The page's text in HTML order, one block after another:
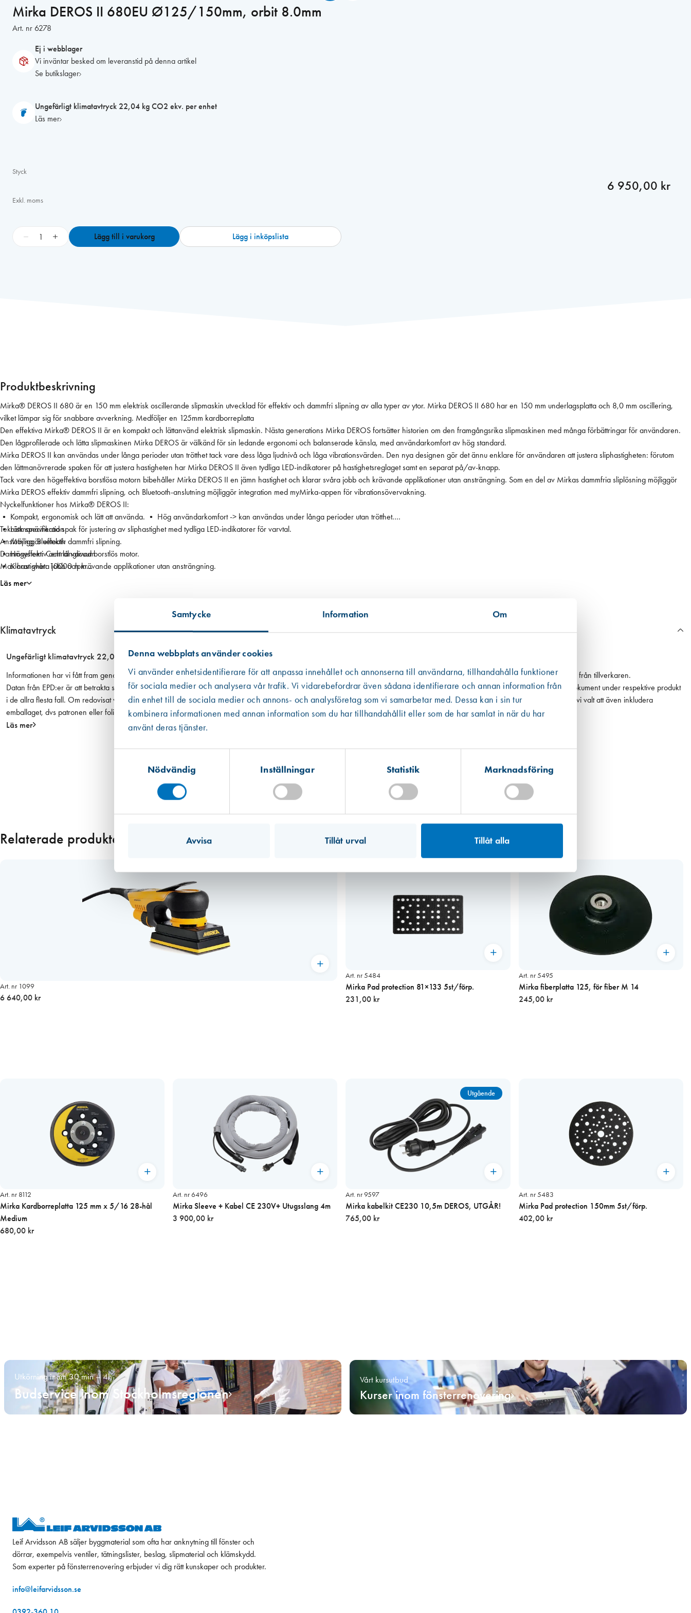
Samtycke Information Om
Denna webbplats använder cookies
Vi använder enhetsidentifierare för att anpassa innehållet och annonserna till användarna, tillhandahålla funktioner
för sociala medier och analysera vår trafik. Vi vidarebefordrar även sådana identifierare och annan information från
din enhet till de sociala medier och annons- och analysföretag som vi samarbetar med. Dessa kan i sin tur
kombinera informationen med annan information som du har tillhandahållit eller som de har samlat in när du har
använt deras tjänster.
Nödvändig
Inställningar Statistik Marknadsföring
Avvisa Tillåt urval Tillåt alla
Mirka DEROS II 680EU Ø125/150mm, orbit 8.0mm
Art. nr 6278
Ej i webblager
Vi inväntar besked om leveranstid på denna artikel
Se butikslager
Ungefärligt klimatavtryck 22,04 kg CO2 ekv. per enhet
Läs mer
Styck
6 950,00 kr
Exkl. moms
8
0
E
U
Ø
1
2
5
/
1
5
0
m
m
,
t
0
m
m
m
ä
n
+ Lägg till i varukorg Lägg i inköpslista
Klimatavtryck
Ungefärligt klimatavtryck 22,04 kg CO2 ekv. per enhet
Informationen har vi fått fram genom i första hand en EPD om det finns tillgängligt, i andra hand data från en miljödatabas och i tredje hand från Boverkets databas eller annan data från tillverkaren.
Datan från EPD:er är att betrakta som mer tillförlitlig än den övriga informationen som ibland är mer schablonmässig. Om värdet har kommit från en EPD finns den som ett bifogat dokument under respektive produkt
i de allra flesta fall. Om redovisat värde har haft ett intervall eller om råvarans ursprung inte kunnat säkerställas har vi av trovärdighetsskäl valt det högsta värdet. För fogmassor har vi valt att även inkludera
emballaget, dvs patronen eller foliepåsen.
Läs mer
Produktbeskrivning
Mirka® DEROS II 680 är en 150 mm elektrisk oscillerande slipmaskin utvecklad för effektiv och dammfri slipning av alla typer av ytor. Mirka DEROS II 680 har en 150 mm underlagsplatta och 8,0 mm oscillering,
vilket lämpar sig för snabbare avverkning. Medföljer en 125mm kardborreplatta
Den effektiva Mirka® DEROS II är en kompakt och lättanvänd elektrisk slipmaskin. Nästa generations Mirka DEROS fortsätter historien om den framgångsrika slipmaskinen med många förbättringar för användaren.
Den lågprofilerade och lätta slipmaskinen Mirka DEROS är välkänd för sin ledande ergonomi och balanserade känsla, med användarkomfort av hög standard.
Mirka DEROS II kan användas under långa perioder utan trötthet tack vare dess låga ljudnivå och låga vibrationsvärden. Den nya designen gör det ännu enklare för användaren att justera sliphastigheten: förutom
den lättmanövrerade spaken för att justera hastigheten har Mirka DEROS II även tydliga LED-indikatorer på hastighetsreglaget samt en separat på/av-knapp.
Tack vare den högeffektiva borstlösa motorn bibehåller Mirka DEROS II en jämn hastighet och klarar svåra jobb och krävande applikationer utan ansträngning. Som en del av Mirkas dammfria sliplösning möjliggör
Mirka DEROS effektiv dammfri slipning, och Bluetooth-anslutning möjliggör integration med myMirka-appen för vibrationsövervakning.
Nyckelfunktioner hos Mirka® DEROS II:
• Kompakt, ergonomisk och lätt att använda. • Hög användarkomfort -> kan användas under långa perioder utan trötthet.
• Lättmanövrerad spak för justering av sliphastighet med tydliga LED-indikatorer för varvtal.
• Möjliggör effektiv dammfri slipning.
• Högeffektiv och långlivad borstlös motor.
• Klarar svåra jobb och krävande applikationer utan ansträngning.
• Bluetooth-anslutning och vibrationsövervakning.
Teknisk specifikation
Anslutning: Bluetooth
Dammsystem: Central vacuum
Max hastighet: 10000 rpm
Min. hastighet: 4000 rpm
Kontakttyp: EU
Vibrationsnivå: 3.5 m/s²
Nätspänning: 220-240 VAC
Vikt: 1.1 kg
Läs mer
Relaterade produkter
Art. nr 1099
6 640,00 kr
Art. nr 5484
Mirka Pad protection 81×133 5st/förp.
231,00 kr
Art. nr 5495
Mirka fiberplatta 125, för fiber M 14
245,00 kr
Art. nr 8112
Mirka Kardborreplatta 125 mm x 5/16 28-hål
Medium
680,00 kr
Art. nr 6496
Mirka Sleeve + Kabel CE 230V+ Utugsslang 4m
3 900,00 kr
Utgående
Art. nr 9597
Mirka kabelkit CE230 10,5m DEROS, UTGÅR!
765,00 kr
Art. nr 5483
Mirka Pad protection 150mm 5st/förp.
402,00 kr
Utkörning inom 30 min – 4h
Budservice inom Stockholmsregionen
Vårt kursutbud
Kurser inom fönsterrenovering
Leif Arvidsson AB säljer byggmaterial som ofta har anknytning till fönster och
dörrar, exempelvis ventiler, tätningslister, beslag, slipmaterial och klämskydd.
Som experter på fönsterrenovering erbjuder vi dig rätt kunskaper och produkter.
info@leifarvidsson.se
Västberga
Slut i lager
Hitta hit
Hitta hit
Mullsjö (lager)
Förväntad leverans: 2026-07-17
Hitta hit